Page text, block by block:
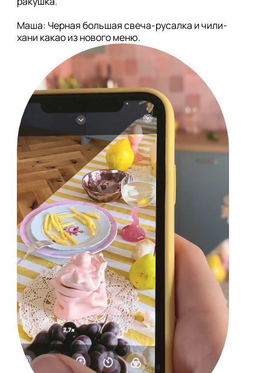
Маша: Черная большая свеча-русалка и чили-